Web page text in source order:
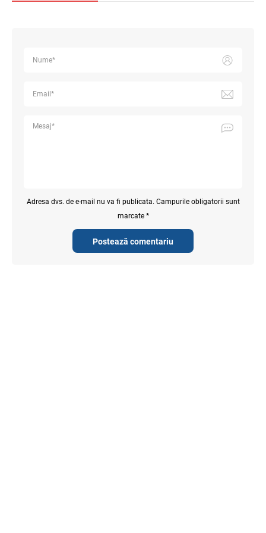
Postează comentariu
Adresa dvs. de e-mail nu va fi publicata. Campurile obligatorii sunt
marcate *